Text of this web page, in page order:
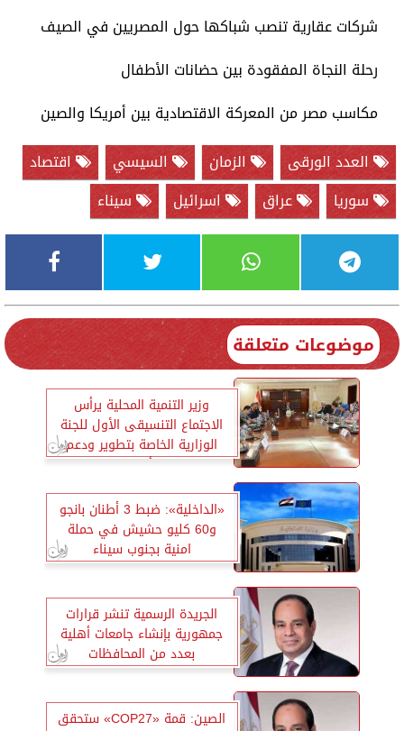
شركات عقارية تنصب شباكها حول المصريين في الصيف
رحلة النجاة المفقودة بين حضانات الأطفال
مكاسب مصر من المعركة الاقتصادية بين أمريكا والصين
العدد الورقى
الزمان السيسي
اقتصاد
سوريا
عراق اسرائيل سيناء
موضوعات متعلقة
وزير التنمية المحلية يرأس
الاجتماع التنسيقى الأول للجنة
الوزارية الخاصة بتطوير ودعم
منصة «أيادي مصر»
«الداخلية»: ضبط 3 أطنان بانجو
و60 كليو حشيش في حملة
امنية بجنوب سيناء
الجريدة الرسمية تنشر قرارات
جمهورية بإنشاء جامعات أهلية
بعدد من المحافظات
الصين: قمة «COP27» ستحقق